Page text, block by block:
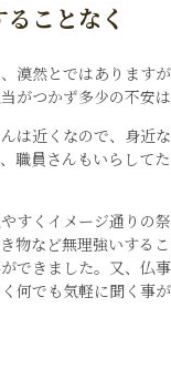
ことなく
漠然とではあります
がつかず多少の不安は
んは近くなので、身近
職員さんもいらして
すくイメージ通りの
物など無理強いする
できました。又、仏
何でも気軽に聞く事